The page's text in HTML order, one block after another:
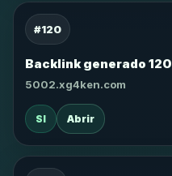
#120
Backlink generado 120
5002.xg4ken.com
SI Abrir